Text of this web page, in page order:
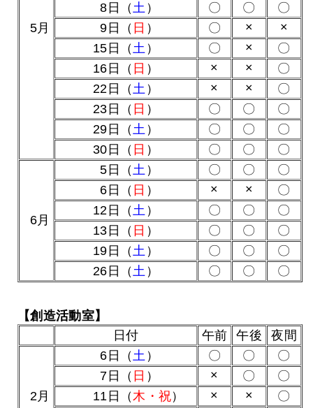
5月
08日（土 ） 〇 〇
〇
09日（ 日 ） 〇 ×
×
15日（土 ） 〇 ×
〇
16日（ 日 ） × ×
〇
22日（土 ） × ×
〇
23日（ 日 ） 〇 〇
〇
29日（土 ） 〇 〇
〇
30日（ 日 ） 〇 〇 〇
6月
05日（土 ） 〇 〇
〇
6日（ 日 ） × ×
〇
12日（土 ） 〇 〇
〇
13日（ 日 ） 〇 〇
〇
19日（土 ） 〇 〇
〇
26日（土 ） 〇 〇 〇
【創造活動室】
日付
午前 午後 夜間
2月
6日（土 ） 〇 〇
〇
7日（ 日 ） × 〇
〇
11日（木・祝） × ×
〇